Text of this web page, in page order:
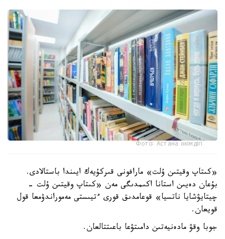
Фото: Астана әкімдігі
«كىتاپ وقيتىن ۇلت» مارافونى قىركۇيەك ايىندا باستالادى.
بۇعان دەيىن استانا اكىمدىگى مەن «كىتاپ وقيتىن ۇلت -
چيتايۋشايا ناتسيا» قوعامدىق قورى ءتيىستى مەموراندۋمعا قول
قويعان.
جوبا وقۋ مادەنيەتىن دامىتۋعا باعىتتالعان.